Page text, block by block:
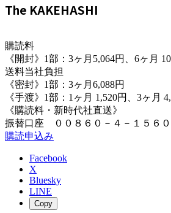
The KAKEHASHI
購読料
《開封》1部：3ヶ月5,064円、6ヶ月
送料当社負担
《密封》1部：3ヶ月6,088円
《手渡》1部：1ヶ月 1,520円、3ヶ月
《購読料・新時代社直送》
振替口座 ００８６０－４－１５６
購読申込み
Facebook
X
Bluesky
LINE
Copy